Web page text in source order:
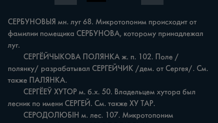
СЕРБУНОВЫЯ мн. луг 68. Микротопоним происходит от
фамилии помещика СЕРБУНОВА, которому принадлежал
луг.
полянку/ разрабатывал СЕРГЕЙЧИК /дем. от Сергея/. См.
также ПАЛЯНКА.
лесник по имени СЕРГЕЙ. См. также ХУ ТАР.